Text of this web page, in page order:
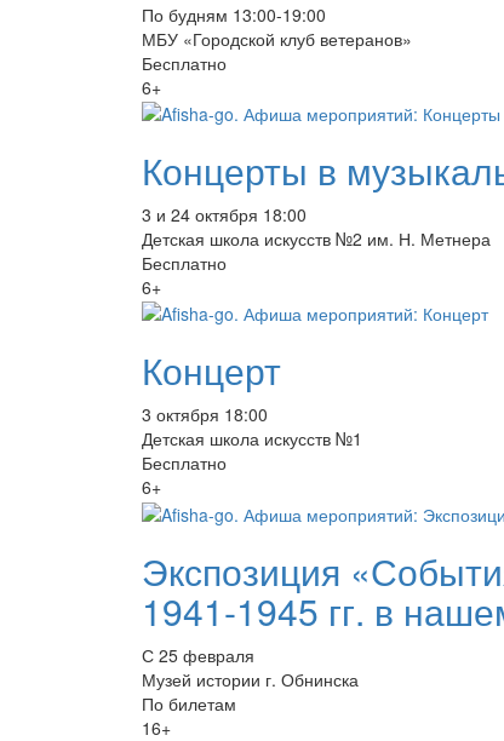
По будням 13:00-19:00
МБУ «Городской клуб ветеранов»
Бесплатно
6+
Концерты в
3 и 24 октября 18:00
Детская школа искусств №2 им. Н. Метнера
Бесплатно
6+
Концерт
3 октября 18:00
Детская школа искусств №1
Бесплатно
6+
Экспозиция
1941-1945 гг. в
С 25 февраля
Музей истории г. Обнинска
По билетам
16+